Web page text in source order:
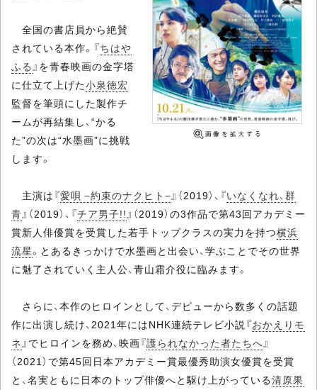
全国の書店員から絶賛
されている本作。『ちはや
ふる』を青春映画の金字塔
に仕立て上げた小泉徳宏
監督を筆頭にした製作チ
ームが再結集し、“かる
た”の次は“水墨画”に挑戦
します。
主演は『愛唄 −約束のナクヒト−』（2019）、『いなくなれ、群
青』（2019）、『チア男子!!』（2019）の3作品で第43回アカデミー
賞新人俳優賞を受賞した若手トップクラスの実力を持つ横浜
流星。とあるきっかけで水墨画と出会い、学ぶことでその世界
に魅了されていく主人公、青山霜介役に臨みます。
さらに、本作のヒロインとして、デビューから数多くの話題
作に出演し続け、2021年にはNHK連続テレビ小説『おかえりモ
ネ』でヒロインを務め、映画『護られなかった者たちへ』
（2021）で第45回日本アカデミー賞最優秀助演女優賞を受賞
と、名実ともに日本のトップ俳優へと駆け上がっている清原果